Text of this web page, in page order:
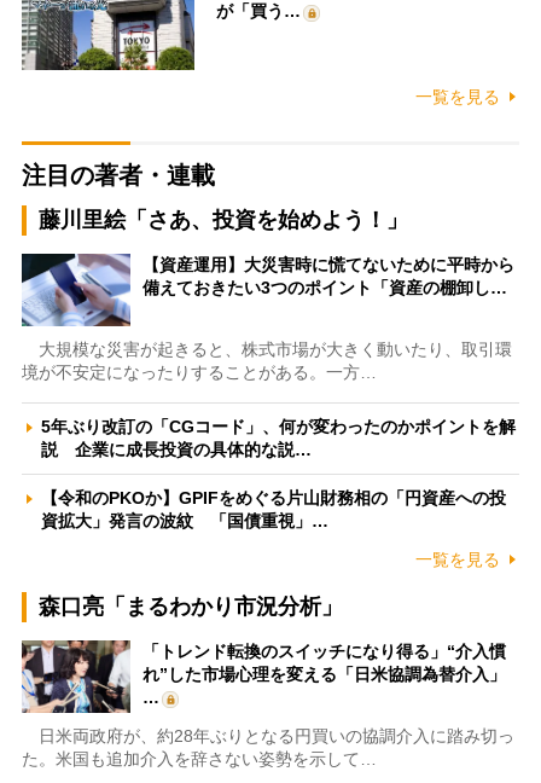
が「買う…
一覧を見る
注目の著者・連載
藤川里絵「さあ、投資を始めよう！」
【資産運用】大災害時に慌てないために平時から
備えておきたい3つのポイント「資産の棚卸し…
大規模な災害が起きると、株式市場が大きく動いたり、取引環
境が不安定になったりすることがある。一方…
5年ぶり改訂の「CGコード」、何が変わったのかポイントを解
説 企業に成長投資の具体的な説…
【令和のPKOか】GPIFをめぐる片山財務相の「円資産への投
資拡大」発言の波紋 「国債重視」…
一覧を見る
森口亮「まるわかり市況分析」
「トレンド転換のスイッチになり得る」“介入慣
れ”した市場心理を変える「日米協調為替介入」
…
日米両政府が、約28年ぶりとなる円買いの協調介入に踏み切っ
た。米国も追加介入を辞さない姿勢を示して…